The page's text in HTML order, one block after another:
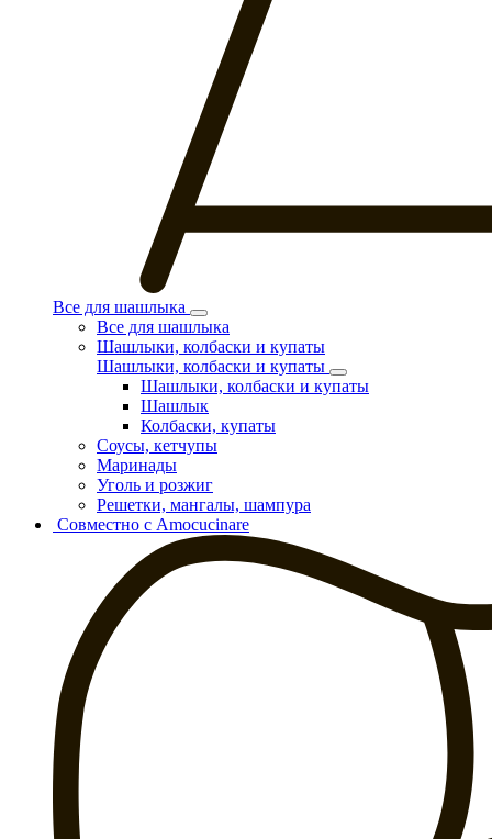
Все для шашлыка
Все для шашлыка
Шашлыки, колбаски и купаты
Шашлыки, колбаски и купаты
Шашлыки, колбаски и купаты
Шашлык
Колбаски, купаты
Соусы, кетчупы
Маринады
Уголь и розжиг
Решетки, мангалы, шампура
Совместно с Amocucinare